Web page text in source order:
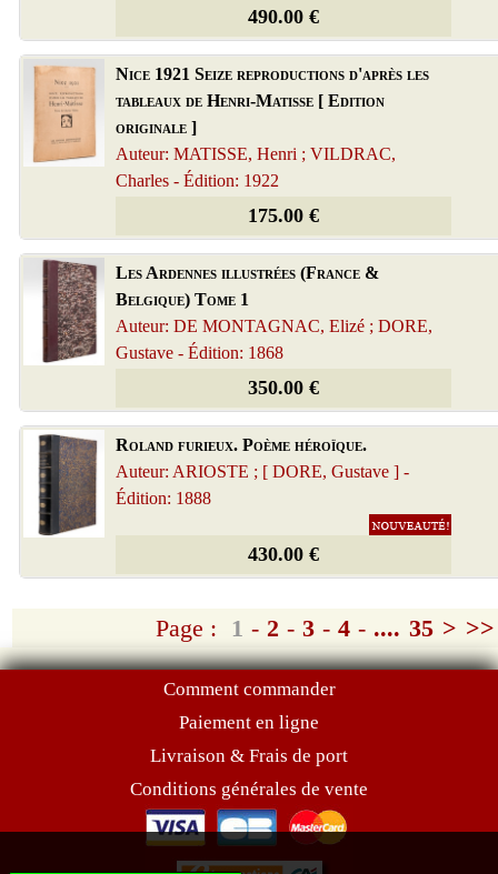
490.00 €
Nice 1921 Seize reproductions d'après les
tableaux de Henri-Matisse [ Edition
originale ]
Auteur: MATISSE, Henri ; VILDRAC,
Charles - Édition: 1922
175.00 €
Les Ardennes illustrées (France &
Belgique) Tome 1
Auteur: DE MONTAGNAC, Elizé ; DORE,
Gustave - Édition: 1868
350.00 €
Roland furieux. Poème héroïque.
Auteur: ARIOSTE ; [ DORE, Gustave ] -
Édition: 1888
430.00 €
Page : 1 - 2 - 3 - 4 - .... 35 > >>
Comment commander
Paiement en ligne
Livraison & Frais de port
Conditions générales de vente